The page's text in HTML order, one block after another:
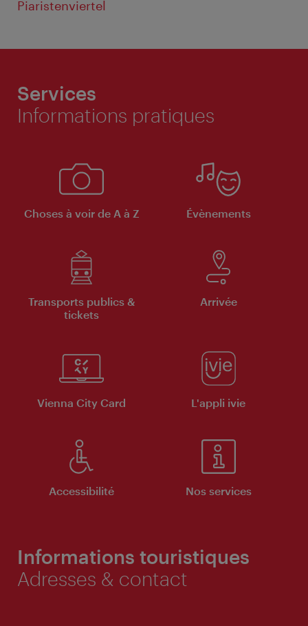
Piaristenviertel
Services
Informations pratiques
Choses à voir de A à Z Évènements
Transports publics &
tickets
Arrivée
Vienna City Card L'appli ivie
Accessibilité Nos services
Informations touristiques
Adresses & contact